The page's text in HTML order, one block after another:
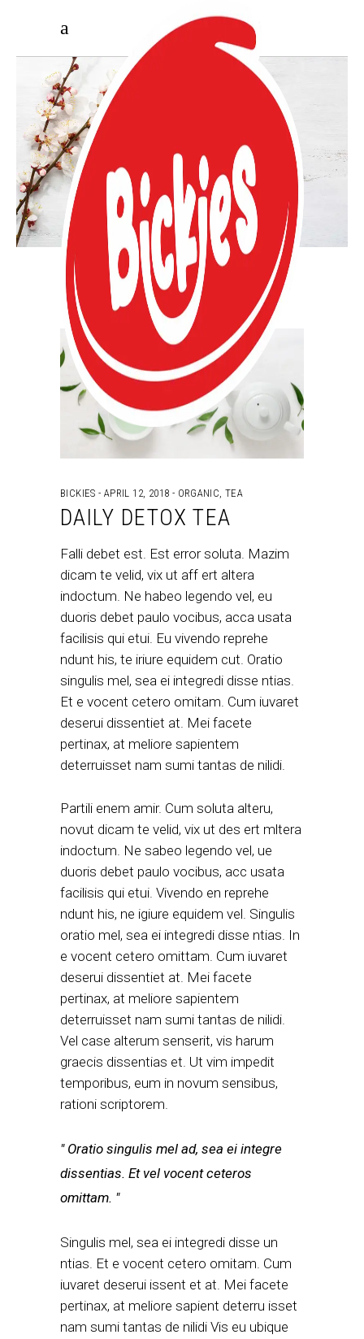
BICKIES
BICKIES APRIL 12, 2018 ORGANIC,TEA
DAILY DETOX TEA
Falli debet est. Est error soluta. Mazim
dicam te velid, vix ut aff ert altera
indoctum. Ne habeo legendo vel, eu
duoris debet paulo vocibus, acca usata
facilisis qui etui. Eu vivendo reprehe
ndunt his, te iriure equidem cut. Oratio
singulis mel, sea ei integredi disse ntias.
Et e vocent cetero omitam. Cum iuvaret
deserui dissentiet at. Mei facete
pertinax, at meliore sapientem
deterruisset nam sumi tantas de nilidi.
Partili enem amir. Cum soluta alteru,
novut dicam te velid, vix ut des ert mltera
indoctum. Ne sabeo legendo vel, ue
duoris debet paulo vocibus, acc usata
facilisis qui etui. Vivendo en reprehe
ndunt his, ne igiure equidem vel. Singulis
oratio mel, sea ei integredi disse ntias. In
e vocent cetero omittam. Cum iuvaret
deserui dissentiet at. Mei facete
pertinax, at meliore sapientem
deterruisset nam sumi tantas de nilidi.
Vel case alterum senserit, vis harum
graecis dissentias et. Ut vim impedit
temporibus, eum in novum sensibus,
rationi scriptorem.
Oratio singulis mel ad, sea ei integre
dissentias. Et vel vocent ceteros
omittam.
Singulis mel, sea ei integredi disse un
ntias. Et e vocent cetero omitam. Cum
iuvaret deserui issent et at. Mei facete
pertinax, at meliore sapient deterru isset
nam sumi tantas de nilidi Vis eu ubique